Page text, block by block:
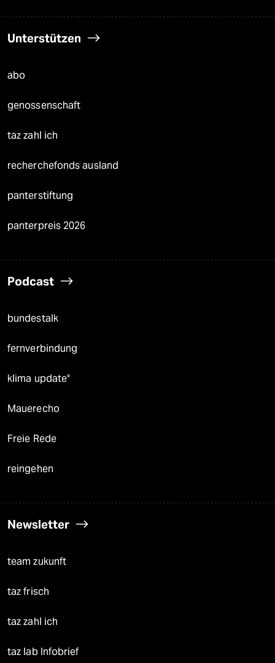
Unterstützen
abo
genossenschaft
taz zahl ich
recherchefonds ausland
panterstiftung
panterpreis 2026
Podcast
bundestalk
fernverbindung
klima update°
Mauerecho
Freie Rede
reingehen
Newsletter
team zukunft
taz frisch
taz zahl ich
taz lab Infobrief